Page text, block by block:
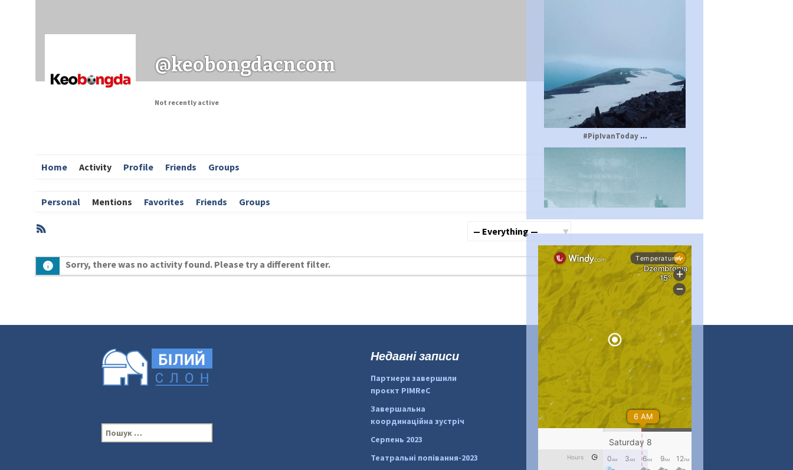
@keobongdacncom
Not recently active
Home Activity Profile Friends Groups
Personal Mentions Favorites Friends Groups
Activities
RSS
Sorry, there was no activity found. Please try a different filter.
#PipIvanToday ...
#PipIvanToday...
pimrec_project
#PipIvanToday ...
П
о
Недавні записи
Партнери завершили
проєкт PIMReC
Завершальна
координаційна зустріч
Серпень 2023
Театральні попівання-2023